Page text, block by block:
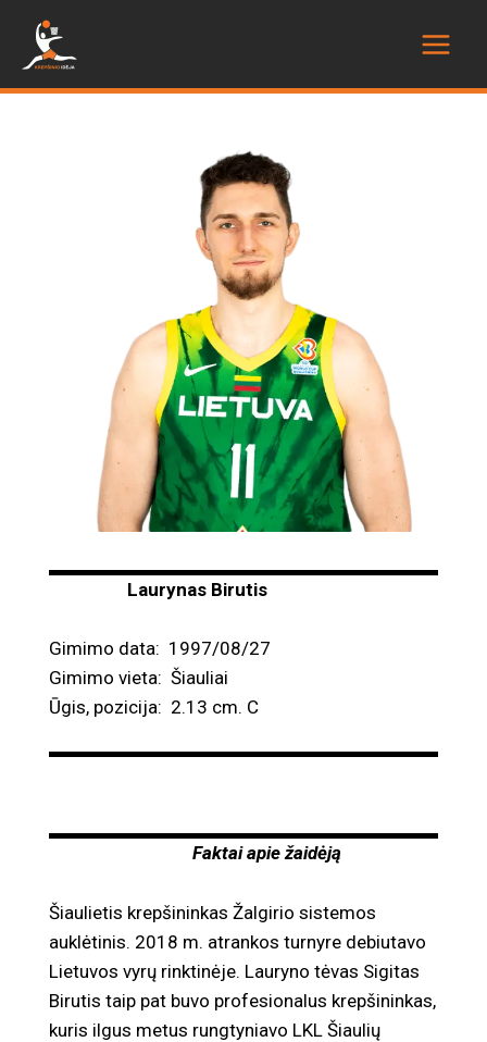
Laurynas Birutis
Gimimo data: 1997/08/27
Gimimo vieta: Šiauliai
Ūgis, pozicija: 2.13 cm. C
Faktai apie žaidėją
Šiaulietis krepšininkas Žalgirio sistemos
auklėtinis. 2018 m. atrankos turnyre debiutavo
Lietuvos vyrų rinktinėje. Lauryno tėvas Sigitas
Birutis taip pat buvo profesionalus krepšininkas,
kuris ilgus metus rungtyniavo LKL Šiaulių